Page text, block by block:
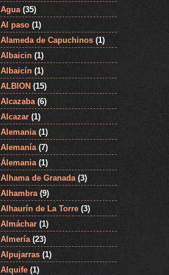
Agua (35)
Al paso (1)
Alameda de Capuchinos (1)
Albaicin (1)
Albaicín (1)
ALBION (15)
Alcazaba (6)
Alcazar (1)
Alemania (1)
Alemanía (7)
Álemania (1)
Alhama de Granada (3)
Alhambra (9)
Alhaurín de La Torre (3)
Almáchar (1)
Almería (23)
Alpujarras (1)
Alquife (1)